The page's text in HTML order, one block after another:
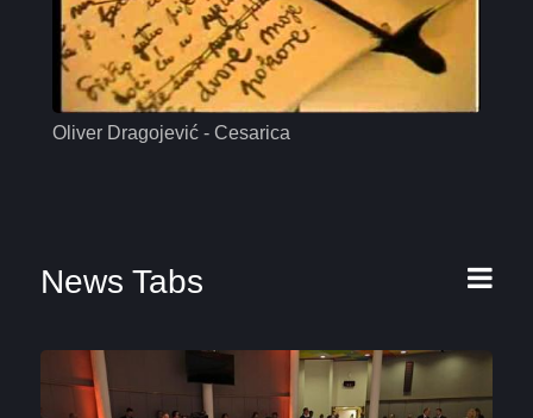
Oliver Dragojević - Cesarica
News Tabs